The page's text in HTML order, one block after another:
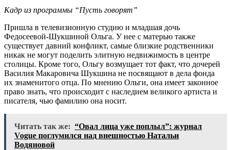
Кадр из программы “Пусть говорят”
Пришла в телевизионную студию и младшая дочь
Федосеевой-Шукшиной Ольга. У нее с матерью также
существует давний конфликт, самые близкие родственники
никак не могут поделить элитную недвижимость в центре
столицы. Кроме того, Ольгу возмущает тот факт, что дочерей
Василия Макаровича Шукшина не посвящают в дела фонда
их знаменитого отца. По мнению Ольги, она имеет законное
право знать, что происходит с наследием великого артиста и
писателя, чью фамилию она носит.
Читать так же: “Овал лица уже поплыл”: журнал
Vogue поглумился над внешностью Натальи
Водяновой